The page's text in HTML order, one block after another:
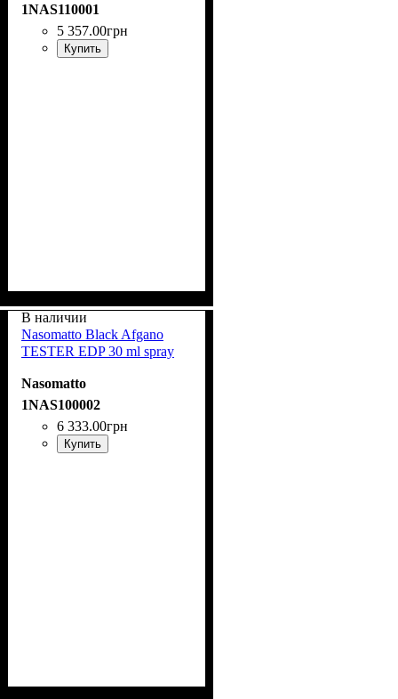
1NAS110001
5 357.00грн
Купить
В наличии
Nasomatto Black Afgano
TESTER EDP 30 ml spray
Nasomatto
1NAS100002
6 333.00грн
Купить